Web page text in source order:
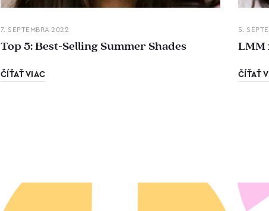
7. SEPTEMBRA 2022
Top 5: Best-Selling Summer Shades
ČÍŤAŤ VIAC
5.
LMM
ČÍŤAŤ